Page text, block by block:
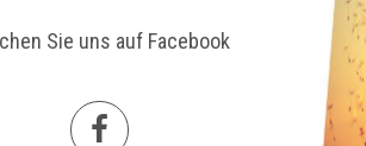
Sie uns auf Facebook